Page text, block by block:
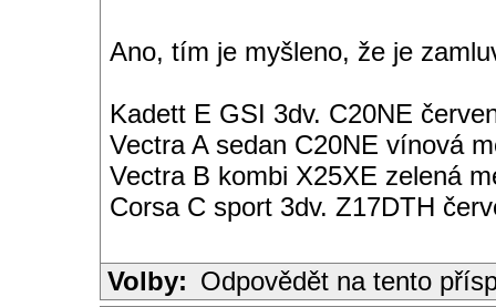
Ano, tím je myšleno, že je
Kadett E GSI 3dv. C20NE
Vectra A sedan C20NE vínová
Vectra B kombi X25XE zelená
Corsa C sport 3dv. Z17DTH
Volby: Odpovědět na tento